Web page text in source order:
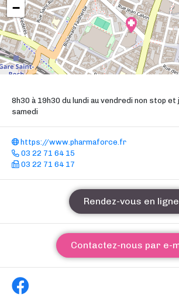
−
8h30 à 19h30 du lundi au vendredi non stop et
samedi
https://www.pharmaforce.fr
03 22 71 64 15
03 22 71 64 17
Rendez-vous en ligne
Contactez-nous par e-